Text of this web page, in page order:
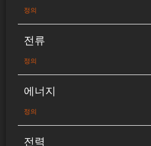
정의
전류
정의
에너지
정의
전력